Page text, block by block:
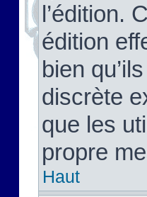
l’édition.
édition
bien
discrète
que les
propre
Haut